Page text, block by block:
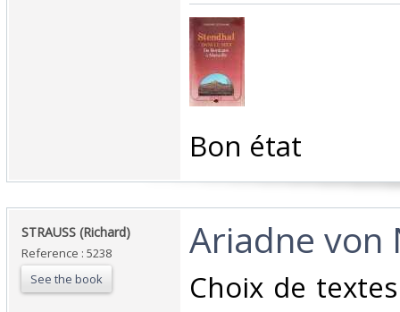
‎Bon état‎
‎STRAUSS (Richard)‎
Reference : 5238
See the book
‎Ariadne von
‎Choix de